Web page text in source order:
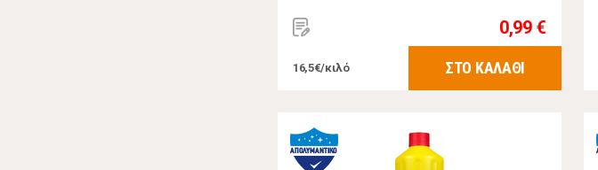
0,99 €
16,5€/κιλό ΣΤΟ ΚΑΛΑΘΙ